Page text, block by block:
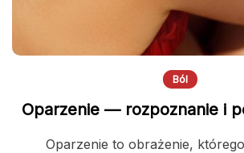
Ból
Oparzenie — rozpoznanie i
Oparzenie to obrażenie,